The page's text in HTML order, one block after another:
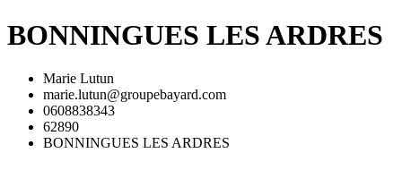
BONNINGUES LES ARDRES
Marie Lutun
marie.lutun@groupebayard.com
0608838343
62890
BONNINGUES LES ARDRES